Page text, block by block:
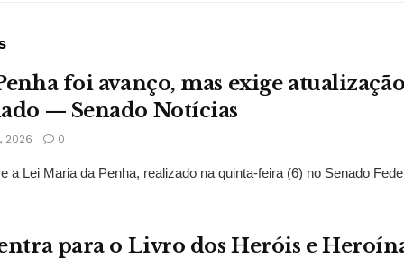
foi avanço, mas exige
— Senado Notícias
2026 0
a Lei Maria da Penha, realizado na quinta-feira (6) no Senado
para o Livro dos Heróis e